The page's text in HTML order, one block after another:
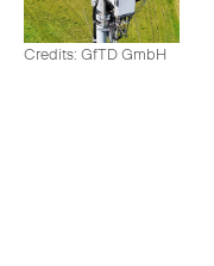
Credits: GfTD GmbH